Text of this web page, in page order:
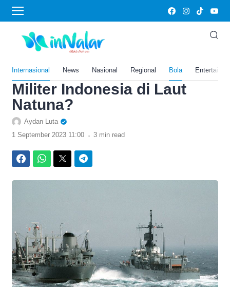
Internasional News Nasional Regional Bola
Home›Bola
Waduh, China Bikin Fregat
Super Canggih Tipe 054B,
Bisa Jadi Ancaman Besar
Militer Indonesia di Laut
Natuna?
Aydan Luta
1 September 2023 11:00 . 3 min read